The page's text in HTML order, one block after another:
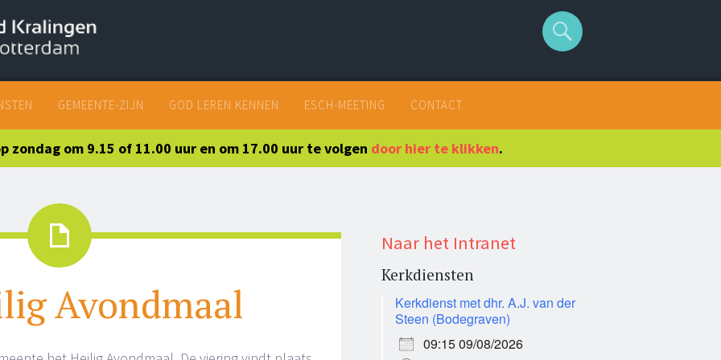
SKIP
CONTENT
GEMEENTE-ZIJN GOD LEREN KENNEN ESCH-MEETING CONTACT
zondag om 9.15 of 11.00 uur en om 17.00 uur te volgen door hier te klikken.
Avondmaal
Naar het Intranet
Kerkdiensten
Kerkdienst met dhr. A.J. van der
Steen (Bodegraven)
09:15 09/08/2026